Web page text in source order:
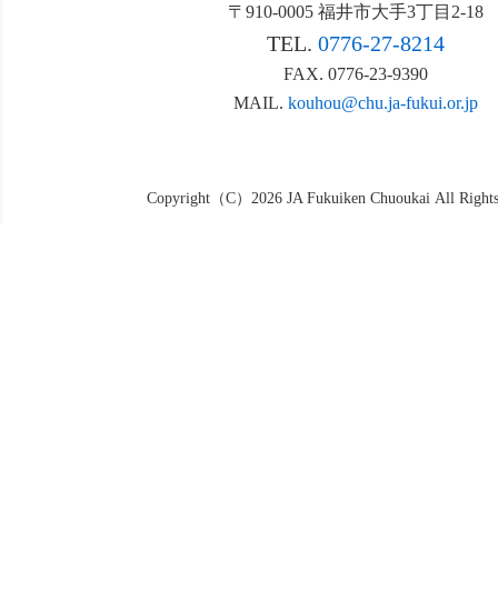
〒910-0005 福井市大手3丁目2-18
TEL. 0776-27-8214
FAX. 0776-23-9390
MAIL. kouhou@chu.ja-fukui.or.jp
Copyright（C）2026 JA Fukuiken Chuoukai All